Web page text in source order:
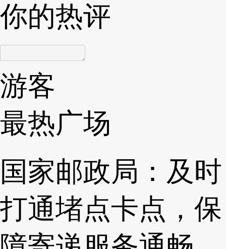
你的热评
游客
最热广场
国家邮政局：及时
打通堵点卡点，保